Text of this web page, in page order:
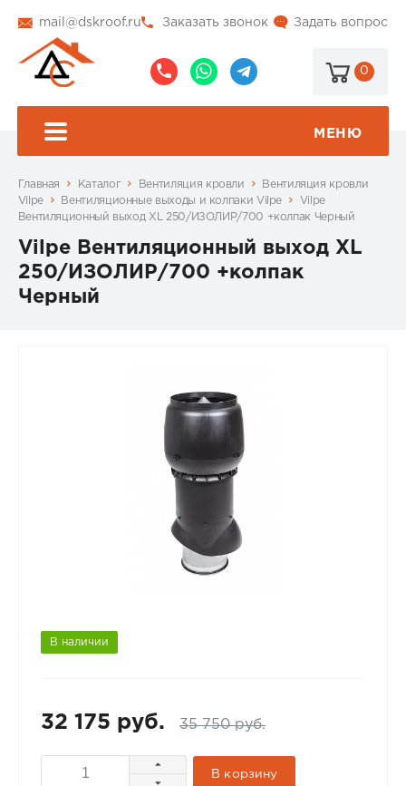
mail@dskroof.ru Задать вопрос
Заказать звонок
0
МЕНЮ
Главная Каталог Вентиляция кровли
Вентиляция кровли
Vilpe
Вентиляционные выходы и колпаки Vilpe
Vilpe
Вентиляционный выход XL 250/ИЗОЛИР/700 +колпак Черный
Vilpe Вентиляционный выход XL
250/ИЗОЛИР/700 +колпак
Черный
В наличии
32 175 руб. 35 750 руб.
В корзину